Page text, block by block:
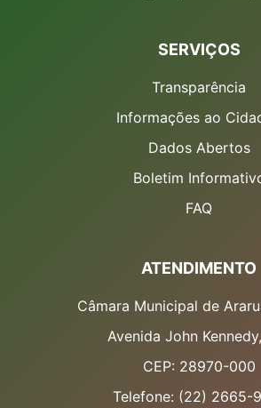
SERVIÇOS
Transparência
Informações ao
Dados Abertos
Boletim
FAQ
ATENDIMENTO
Câmara Municipal de
Avenida John
CEP: 28970-000
Telefone: (22) 2665-